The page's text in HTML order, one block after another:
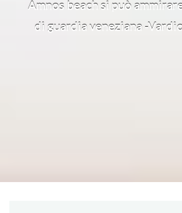
Amnos beach si può
di guardia veneziana -